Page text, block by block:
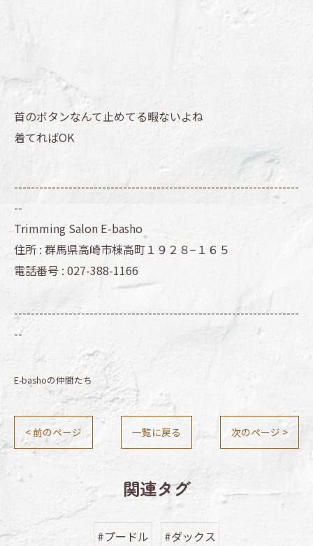
首のボタンなんて止めてる暇ないよね
着てればOK
--------------------------------------------------------------------
--
Trimming Salon E-basho
住所 :群馬県高崎市棟高町１９２８−１６５
電話番号 : 027-388-1166
--------------------------------------------------------------------
--
E-bashoの仲間たち
< 前のページ 一覧に戻る 次のページ >
関連タグ
#プードル #ダックス